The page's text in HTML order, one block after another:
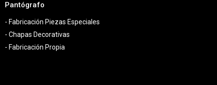
Pantógrafo
- Fabricación Piezas Especiales
- Chapas Decorativas
- Fabricación Propia